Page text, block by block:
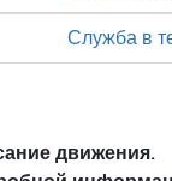
Служба в
движения.